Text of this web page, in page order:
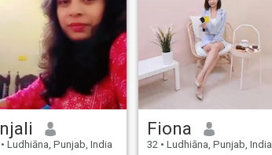
• Ludhiāna, Punjab, India
Fiona
32 • Ludhiāna, Punjab, India